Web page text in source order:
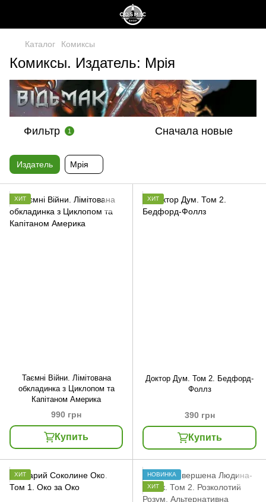
Каталог Комиксы
Комиксы. Издатель: Мрія
Фильтр 1 Сначала новые
Издатель Мрія
ХИТ
Таємні Війни. Лімітована
обкладинка з Циклопом та
Капітаном Америка
990 грн
Купить
ХИТ
Доктор Дум. Том 2. Бедфорд-
Фоллз
390 грн
Купить
ХИТ
НОВИНКА
ХИТ